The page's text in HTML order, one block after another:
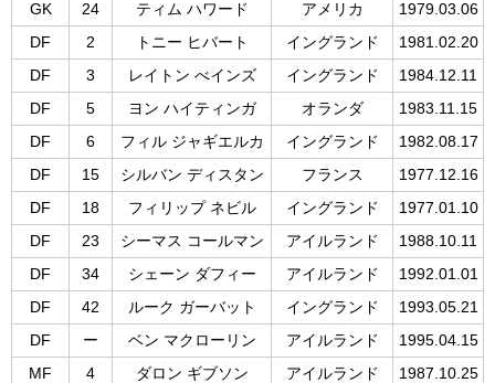
GK
24 ティム ハワード アメリカ
1979.03.06
DF
2 トニー ヒバート イングランド
1981.02.20
DF
3 レイトン べインズ イングランド
1984.12.11
DF
5 ヨン ハイティンガ オランダ
1983.11.15
DF
6 フィル ジャギエルカ イングランド
1982.08.17
DF
15 シルバン ディスタン フランス
1977.12.16
DF
18 フィリップ ネビル イングランド
1977.01.10
DF
23 シーマス コールマン アイルランド
1988.10.11
DF
34 シェーン ダフィー アイルランド
1992.01.01
DF
42 ルーク ガーバット イングランド
1993.05.21
DF
ー ベン マクローリン アイルランド
1995.04.15
MF
4 ダロン ギブソン アイルランド
1987.10.25